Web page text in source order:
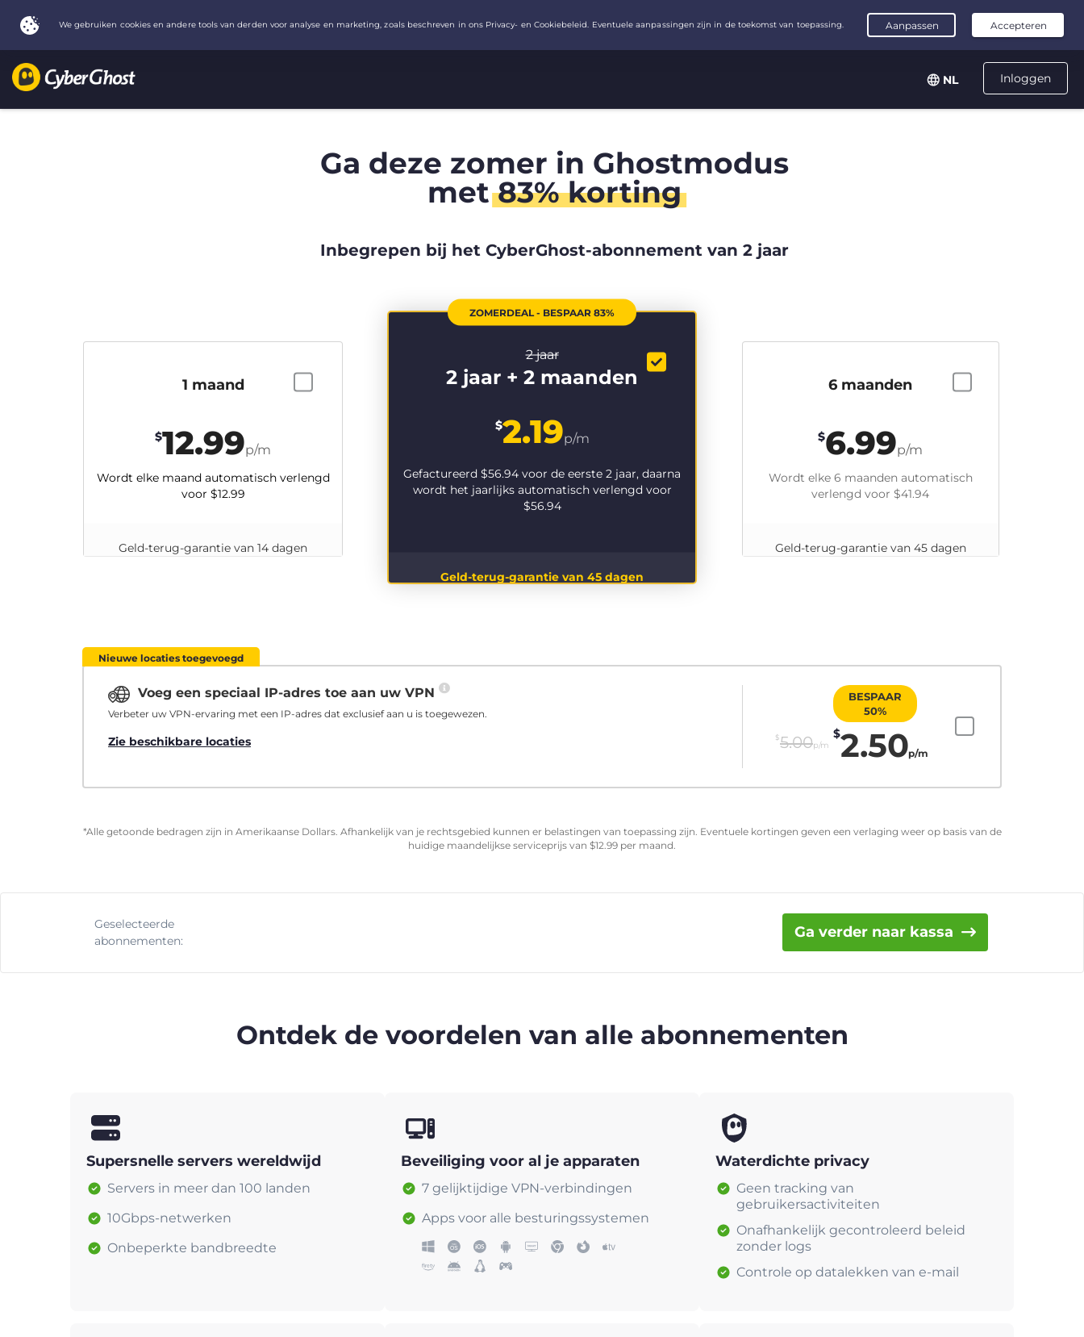
Inloggen
NL
Ga deze zomer in Ghostmodus
met83% korting
Inbegrepen bij het CyberGhost-abonnement van 2 jaar
ZOMERDEAL - BESPAAR 83%
2 jaar
2 jaar + 2 maanden
$2.19p/m
Gefactureerd $56.94 voor de eerste 2 jaar, daarna
wordt het jaarlijks automatisch verlengd voor
$56.94
Geld-terug-garantie van 45 dagen
6 maanden
$6.99p/m
Wordt elke 6 maanden automatisch
verlengd voor $41.94
Geld-terug-garantie van 45 dagen
1 maand
$12.99p/m
Wordt elke maand automatisch verlengd
voor $12.99
Geld-terug-garantie van 14 dagen
Nieuwe locaties toegevoegd
Voeg een speciaal IP-adres toe aan uw VPN
Verbeter uw VPN-ervaring met een IP-adres dat exclusief aan u is toegewezen.
Zie beschikbare locaties $5.00p/m
BESPAAR
50%
$2.50p/m
*Alle getoonde bedragen zijn in Amerikaanse Dollars. Afhankelijk van je rechtsgebied kunnen er belastingen van toepassing zijn. Eventuele kortingen geven een verlaging weer op basis van de
huidige maandelijkse serviceprijs van $12.99 per maand.
Geselecteerde
abonnementen:
Ga verder naar kassa
Ontdek de voordelen van alle abonnementen
Supersnelle servers wereldwijd
Servers in meer dan 100 landen
10Gbps-netwerken
Onbeperkte bandbreedte
Beveiliging voor al je apparaten
7 gelijktijdige VPN-verbindingen
Apps voor alle besturingssystemen
Waterdichte privacy
Geen tracking van
gebruikersactiviteiten
Onafhankelijk gecontroleerd beleid
zonder logs
Controle op datalekken van e-mail